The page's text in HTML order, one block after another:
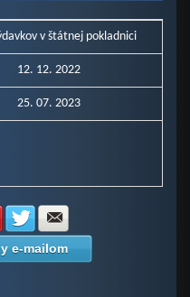
v štátnej pokladnici
12. 12. 2022
25. 07. 2023
Facebook
na LinkedIn
Zdielať na Pinterest
Zdielať na Twitter
e-mailom